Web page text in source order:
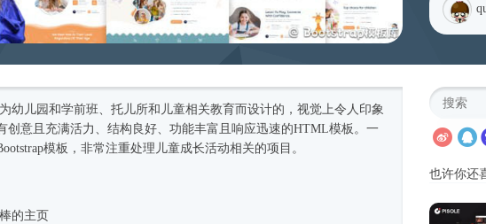
幼儿园和学前班、托儿所和儿童相关教育而设计的，视觉上令人印象
创意且充满活力、结构良好、功能丰富且响应迅速的HTML模板 。一
模板，非常注重处理儿童成长活动相关的项目。
的主页
也许你还